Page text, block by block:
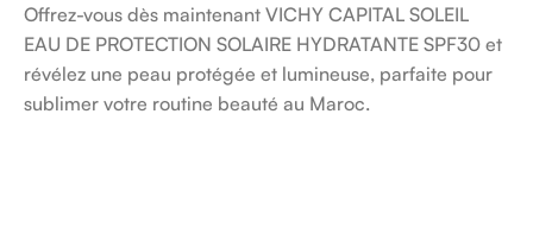
Offrez-vous dès maintenant VICHY CAPITAL SOLEIL
EAU DE PROTECTION SOLAIRE HYDRATANTE SPF30 et
révélez une peau protégée et lumineuse, parfaite pour
sublimer votre routine beauté au Maroc.